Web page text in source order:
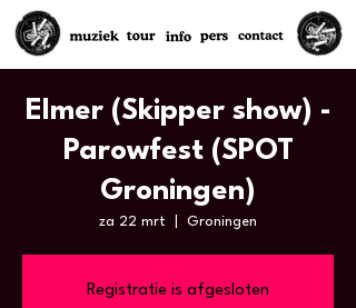
Elmer (Skipper show) -
Parowfest (SPOT
Groningen)
za 22 mrt Groningen
Registratie is afgesloten